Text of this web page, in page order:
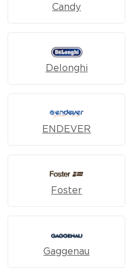
Candy
Delonghi
ENDEVER
Foster
Gaggenau